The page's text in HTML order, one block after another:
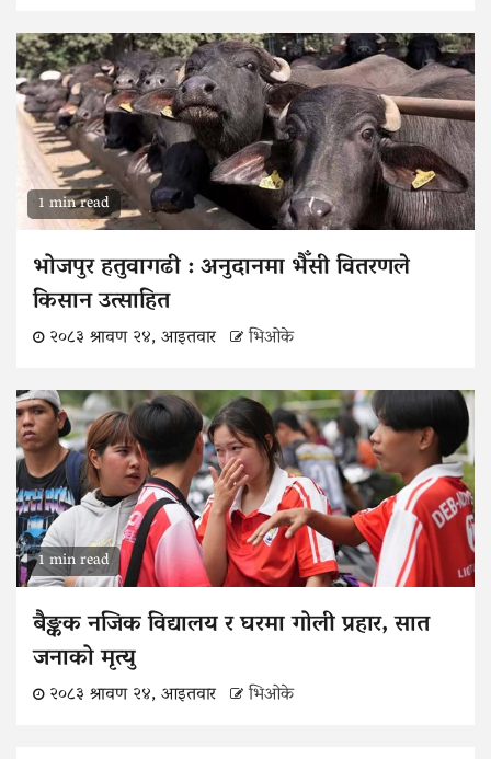
1 min read
भोजपुर हतुवागढी : अनुदानमा भैँसी वितरणले
किसान उत्साहित
२०८३ श्रावण २४, आइतवार भिओके
1 min read
बैङ्कक नजिक विद्यालय र घरमा गोली प्रहार, सात
जनाको मृत्यु
२०८३ श्रावण २४, आइतवार भिओके